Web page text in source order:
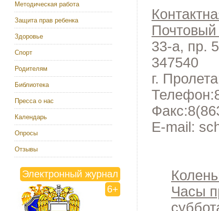
Методическая работа
Защита прав ребенка
Здоровье
Спорт
Родителям
Библиотека
Пресса о нас
Календарь
Опросы
Отзывы
Электронный журнал
6+
33-а, пр.
347540
г.
Телефон:
Факс:
E-mail:
Часы